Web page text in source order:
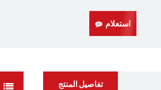
استعلام
تفاصيل المنتج